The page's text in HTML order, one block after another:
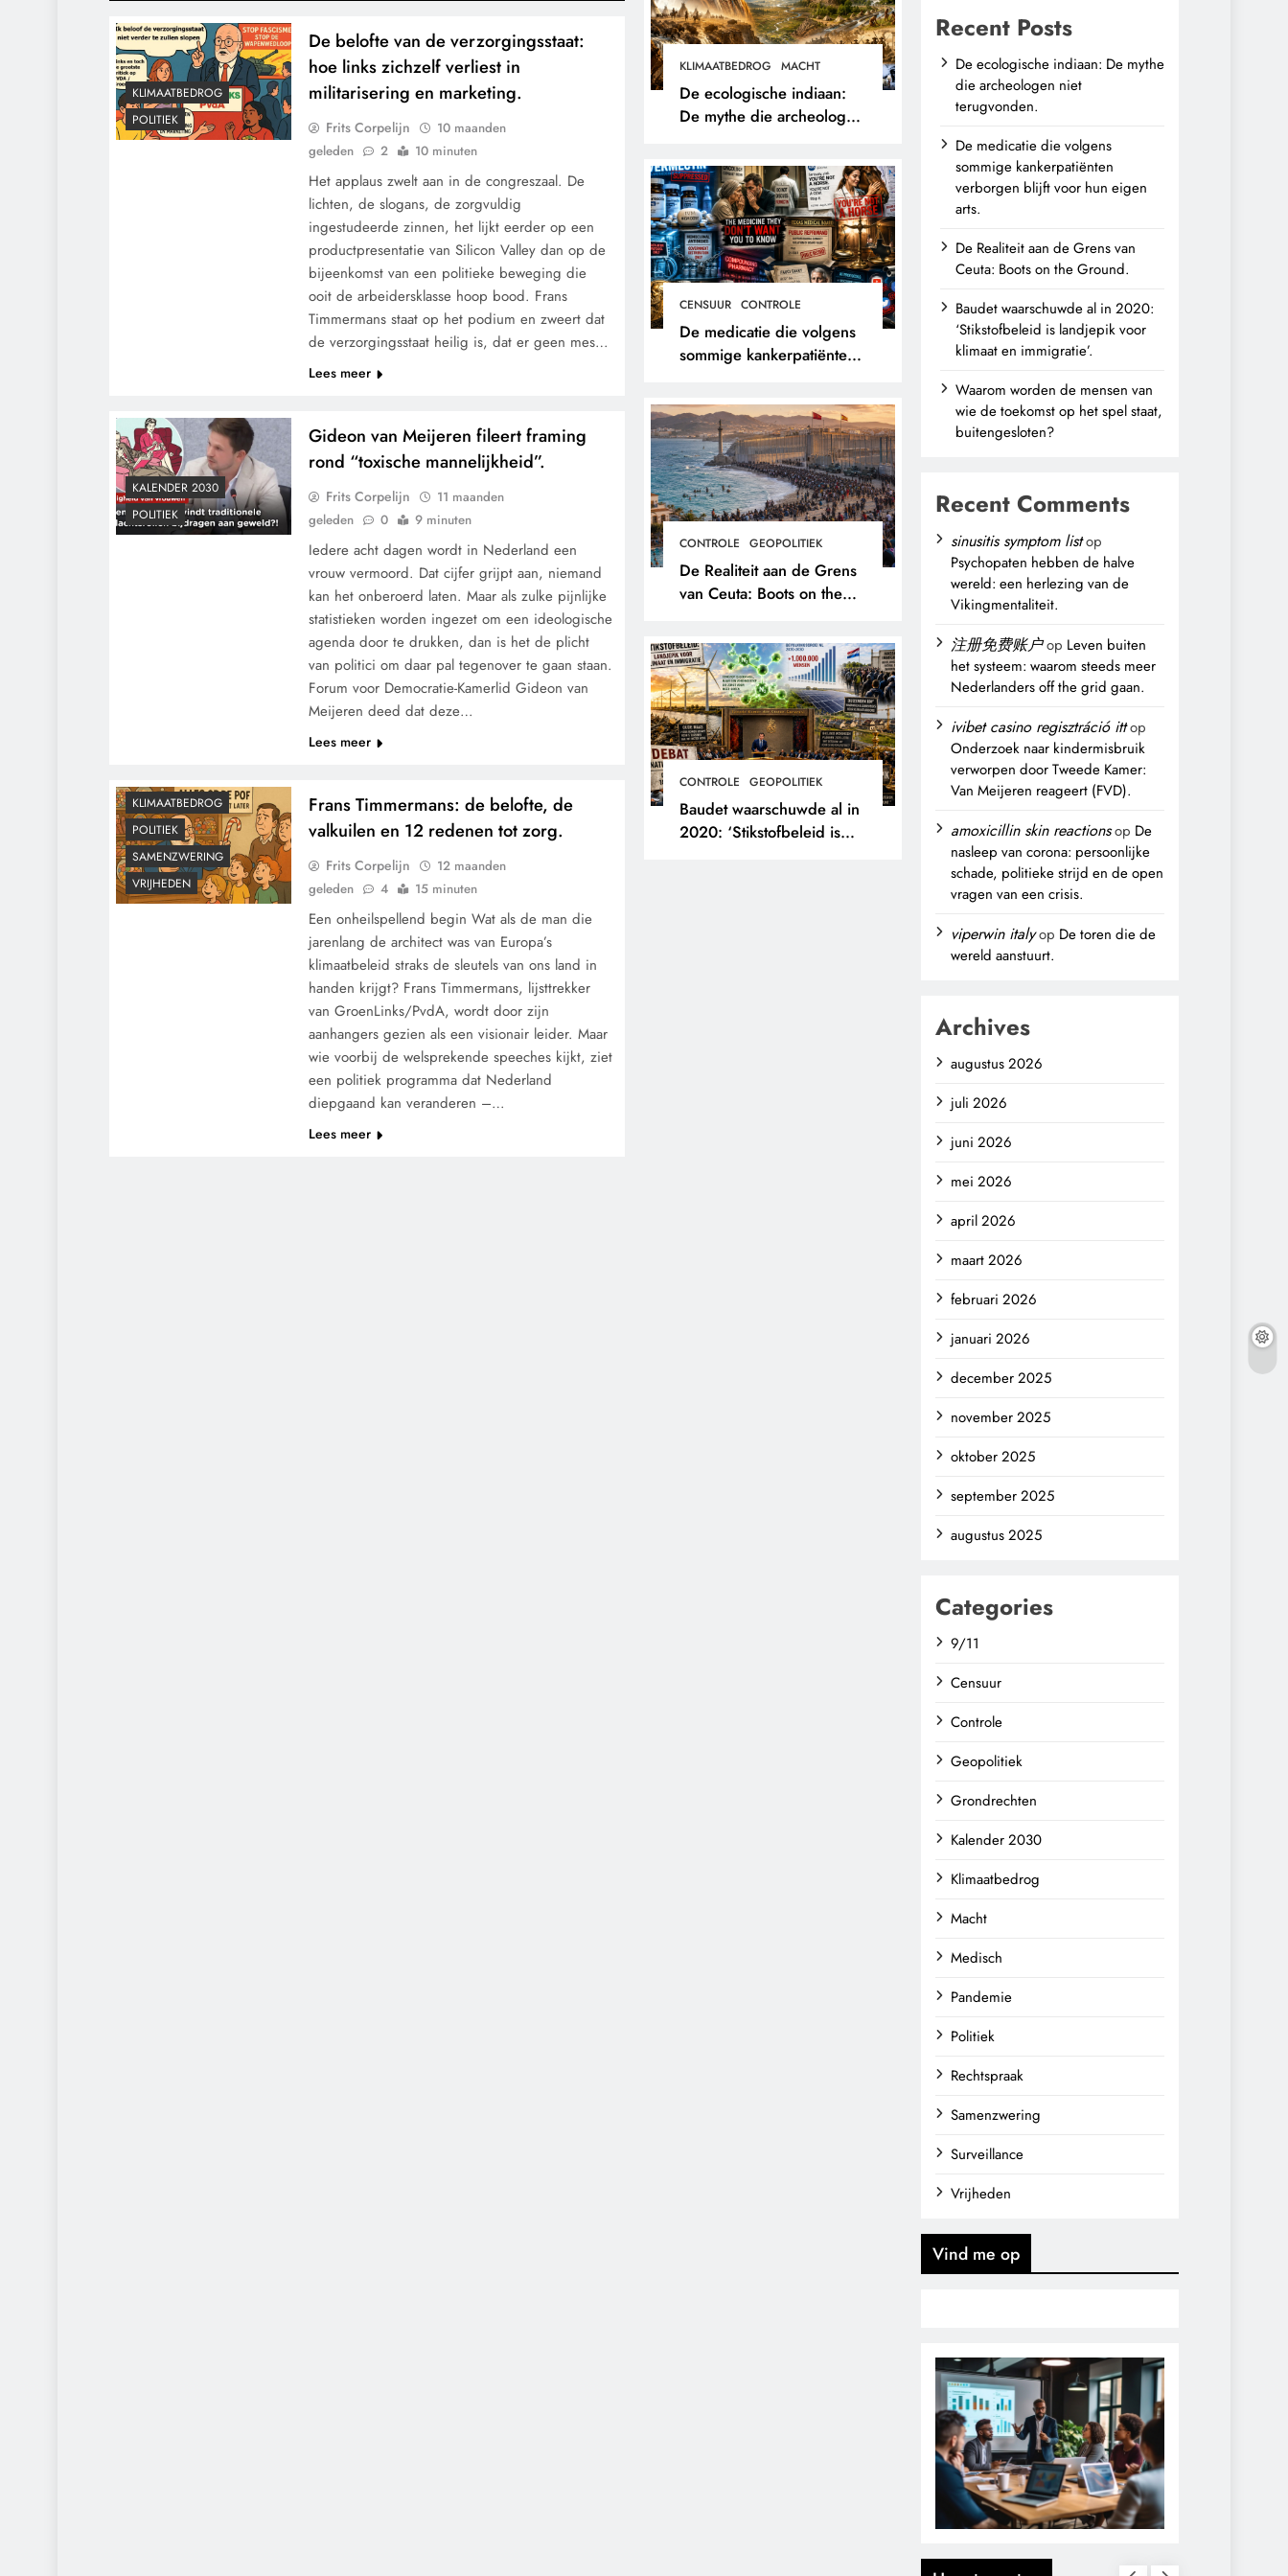
KLIMAATBEDROG MACHT
De ecologische indiaan:
De mythe die archeologen
CENSUUR CONTROLE
De medicatie die volgens
sommige kankerpatiënten
eigen arts.
CONTROLE GEOPOLITIEK
De Realiteit aan de Grens
van Ceuta: Boots on the
CONTROLE GEOPOLITIEK
Baudet waarschuwde al in
2020: ‘Stikstofbeleid is
KLIMAATBEDROG
POLITIEK
De belofte van de verzorgingsstaat:
hoe links zichzelf verliest in
militarisering en marketing.
Frits Corpelijn
10 maanden
geleden
2 10 minuten
Het applaus zwelt aan in de congreszaal. De
lichten, de slogans, de zorgvuldig
ingestudeerde zinnen, het lijkt eerder op een
productpresentatie van Silicon Valley dan op de
bijeenkomst van een politieke beweging die
ooit de arbeidersklasse hoop bood. Frans
Timmermans staat op het podium en zweert dat
de verzorgingsstaat heilig is, dat er geen mes…
Lees meer
KALENDER 2030
POLITIEK
Gideon van Meijeren fileert framing
rond “toxische mannelijkheid”.
Frits Corpelijn
11 maanden
geleden
0 9 minuten
Iedere acht dagen wordt in Nederland een
vrouw vermoord. Dat cijfer grijpt aan, niemand
kan het onberoerd laten. Maar als zulke pijnlijke
statistieken worden ingezet om een ideologische
agenda door te drukken, dan is het de plicht
van politici om daar pal tegenover te gaan staan.
Forum voor Democratie-Kamerlid Gideon van
Meijeren deed dat deze…
Lees meer
KLIMAATBEDROG
POLITIEK
SAMENZWERING
VRIJHEDEN
Frans Timmermans: de belofte, de
valkuilen en 12 redenen tot zorg.
Frits Corpelijn
12 maanden
geleden
4 15 minuten
Een onheilspellend begin Wat als de man die
jarenlang de architect was van Europa’s
klimaatbeleid straks de sleutels van ons land in
handen krijgt? Frans Timmermans, lijsttrekker
van GroenLinks/PvdA, wordt door zijn
aanhangers gezien als een visionair leider. Maar
wie voorbij de welsprekende speeches kijkt, ziet
een politiek programma dat Nederland
diepgaand kan veranderen –…
Lees meer
Recent Posts
De ecologische indiaan: De mythe
die archeologen niet
terugvonden.
De medicatie die volgens
sommige kankerpatiënten
verborgen blijft voor hun eigen
arts.
De Realiteit aan de Grens van
Ceuta: Boots on the Ground.
Baudet waarschuwde al in 2020:
‘Stikstofbeleid is landjepik voor
klimaat en immigratie’.
Waarom worden de mensen van
wie de toekomst op het spel staat,
buitengesloten?
Recent Comments
sinusitis symptom listop
Psychopaten hebben de halve
wereld: een herlezing van de
Vikingmentaliteit.
注册免费账户op Leven buiten
het systeem: waarom steeds meer
Nederlanders off the grid gaan.
ivibet casino regisztráció ittop
Onderzoek naar kindermisbruik
verworpen door Tweede Kamer:
Van Meijeren reageert (FVD).
amoxicillin skin reactionsop De
nasleep van corona: persoonlijke
schade, politieke strijd en de open
vragen van een crisis.
viperwin italyop De toren die de
wereld aanstuurt.
Archives
augustus 2026
juli 2026
juni 2026
mei 2026
april 2026
maart 2026
februari 2026
januari 2026
december 2025
november 2025
oktober 2025
september 2025
augustus 2025
Categories
9/11
Censuur
Controle
Geopolitiek
Grondrechten
Kalender 2030
Klimaatbedrog
Macht
Medisch
Pandemie
Politiek
Rechtspraak
Samenzwering
Surveillance
Vrijheden
Vind me op